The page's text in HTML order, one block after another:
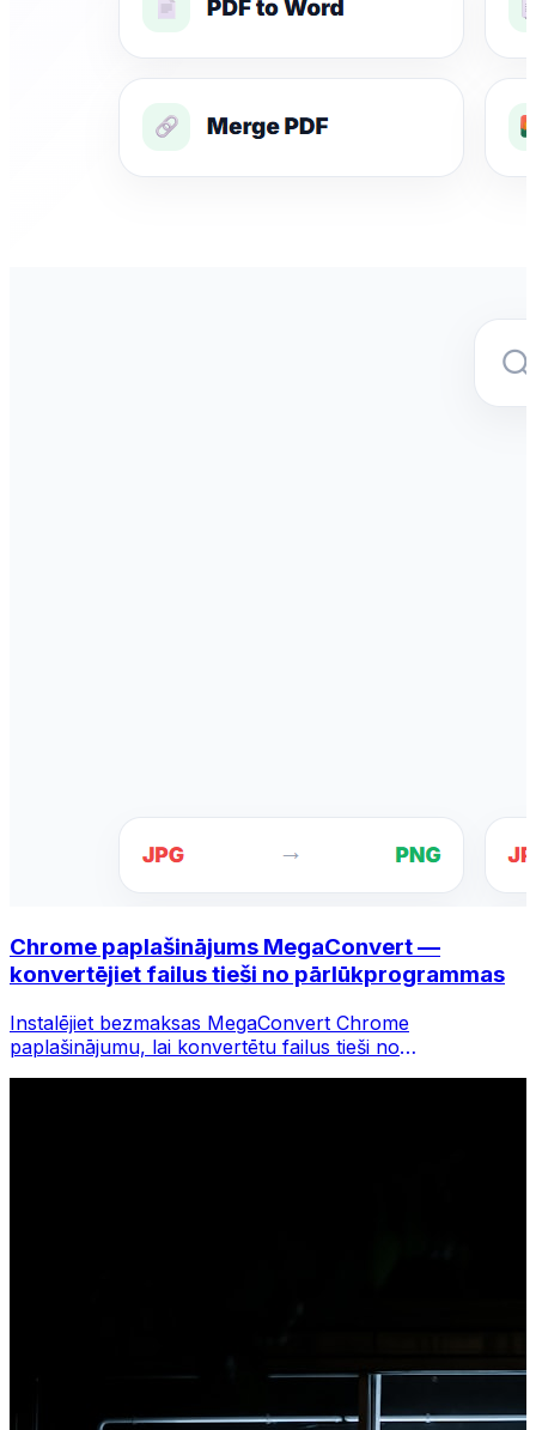
Chrome paplašinājums MegaConvert —
konvertējiet failus tieši no pārlūkprogrammas
Instalējiet bezmaksas MegaConvert Chrome
paplašinājumu, lai konvertētu failus tieši no